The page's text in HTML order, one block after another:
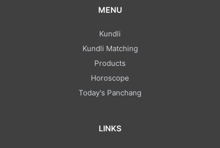
MENU
Kundli
Kundli Matching
Products
Horoscope
Today's Panchang
LINKS